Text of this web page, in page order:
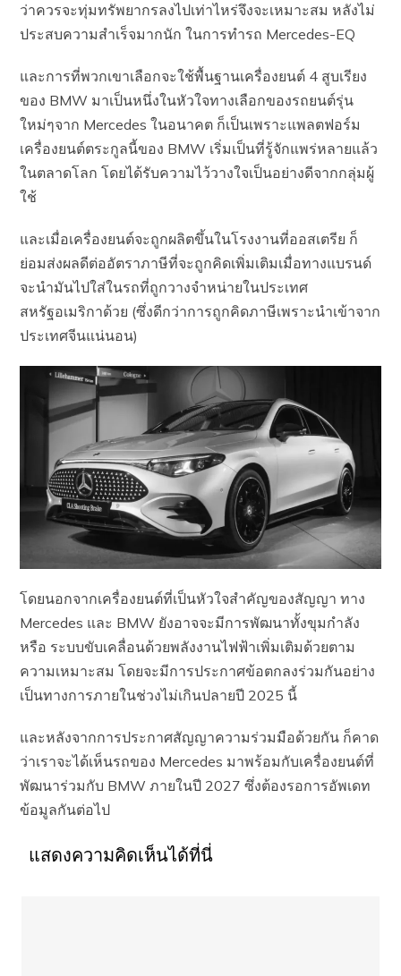
ว่าควรจะทุ่มทรัพยากรลงไปเท่าไหร่จึงจะเหมาะสม หลังไม่
ประสบความสำเร็จมากนัก ในการทำรถ Mercedes-EQ
และการที่พวกเขาเลือกจะใช้พื้นฐานเครื่องยนต์ 4 สูบเรียง
ของ BMW มาเป็นหนึ่งในหัวใจทางเลือกของรถยนต์รุ่น
ใหม่ๆจาก Mercedes ในอนาคต ก็เป็นเพราะแพลตฟอร์ม
เครื่องยนต์ตระกูลนี้ของ BMW เริ่มเป็นที่รู้จักแพร่หลายแล้ว
ในตลาดโลก โดยได้รับความไว้วางใจเป็นอย่างดีจากกลุ่มผู้
ใช้
และเมื่อเครื่องยนต์จะถูกผลิตขึ้นในโรงงานที่ออสเตรีย ก็
ย่อมส่งผลดีต่ออัตราภาษีที่จะถูกคิดเพิ่มเติมเมื่อทางแบรนด์
จะนำมันไปใส่ในรถที่ถูกวางจำหน่ายในประเทศ
สหรัฐอเมริกาด้วย (ซึ่งดีกว่าการถูกคิดภาษีเพราะนำเข้าจาก
ประเทศจีนแน่นอน)
โดยนอกจากเครื่องยนต์ที่เป็นหัวใจสำคัญของสัญญา ทาง
Mercedes และ BMW ยังอาจจะมีการพัฒนาทั้งขุมกำลัง
หรือ ระบบขับเคลื่อนด้วยพลังงานไฟฟ้าเพิ่มเติมด้วยตาม
ความเหมาะสม โดยจะมีการประกาศข้อตกลงร่วมกันอย่าง
เป็นทางการภายในช่วงไม่เกินปลายปี 2025 นี้
และหลังจากการประกาศสัญญาความร่วมมือด้วยกัน ก็คาด
ว่าเราจะได้เห็นรถของ Mercedes มาพร้อมกับเครื่องยนต์ที่
พัฒนาร่วมกับ BMW ภายในปี 2027 ซึ่งต้องรอการอัพเดท
ข้อมูลกันต่อไป
แสดงความคิดเห็นได้ที่นี่